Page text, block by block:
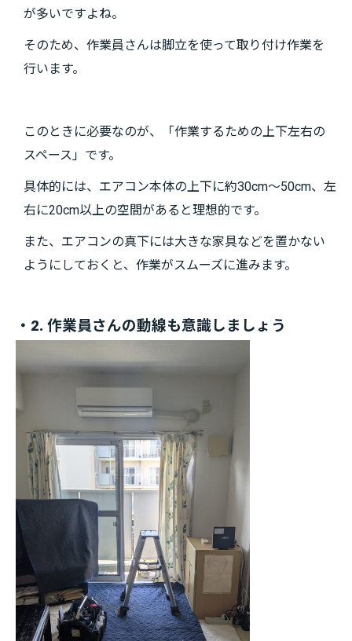
が多いですよね。
そのため、作業員さんは脚立を使って取り付け作業を
行います。
このときに必要なのが、「作業するための上下左右の
スペース」です。
具体的には、エアコン本体の上下に約30cm～50cm、左
右に20cm以上の空間があると理想的です。
また、エアコンの真下には大きな家具などを置かない
ようにしておくと、作業がスムーズに進みます。
・2. 作業員さんの動線も意識しましょう